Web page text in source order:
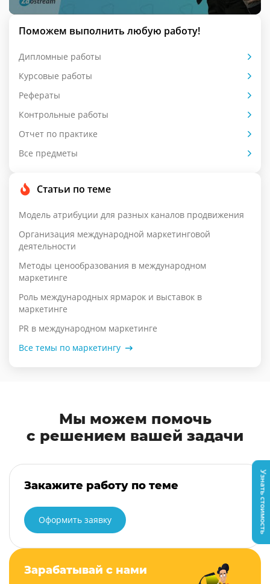
Поможем выполнить любую работу!
Дипломные работы
Курсовые работы
Рефераты
Контрольные работы
Отчет по практике
Все предметы
Статьи по теме
Модель атрибуции для разных каналов продвижения
Организация международной маркетинговой
деятельности
Методы ценообразования в международном
маркетинге
Роль международных ярмарок и выставок в
маркетинге
PR в международном маркетинге
Все темы по маркетингу
Мы можем помочь
с решением вашей задачи
Закажите работу по теме
Оформить заявку
Зарабатывай с нами
Узнать стоимость